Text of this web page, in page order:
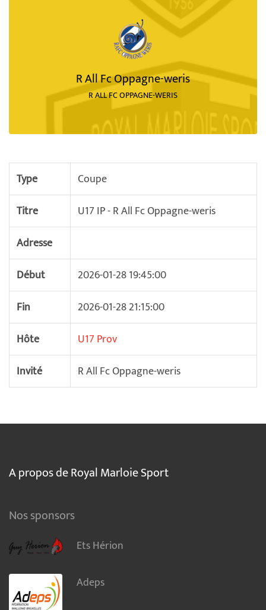
R All Fc Oppagne-weris
R ALL FC OPPAGNE-WERIS
Type
Coupe
Titre
U17 IP - R All Fc Oppagne-weris
Adresse
Début
2026-01-28 19:45:00
Fin
2026-01-28 21:15:00
Hôte
U17 Prov
Invité
R All Fc Oppagne-weris
A propos de Royal Marloie Sport
Nos sponsors
Ets Hérion
Adeps